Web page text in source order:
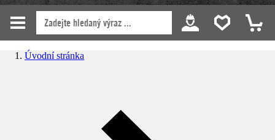
Úvodní stránka